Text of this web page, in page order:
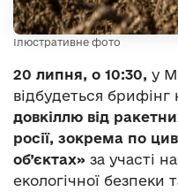
Ілюстративне фото
20 липня, о 10:30, у
відбудеться брифінг
довкіллю від
росії, зокрема по
об’єктах» за участі
екологічної безпеки